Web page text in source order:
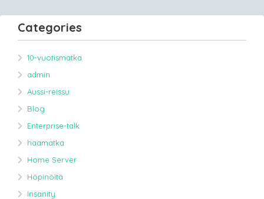
Categories
10-vuotismatka
admin
Aussi-reissu
Blog
Enterprise-talk
haamatka
Home Server
Höpinöitä
Insanity